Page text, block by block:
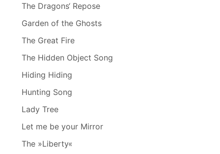
The Dragons‘ Repose
Garden of the Ghosts
The Great Fire
The Hidden Object Song
Hiding Hiding
Hunting Song
Lady Tree
Let me be your Mirror
The »Liberty«